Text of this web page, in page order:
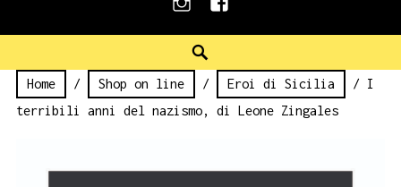
instagramfacebook
Home / Shop on line / Eroi di Sicilia
/ I
terribili anni del nazismo, di Leone Zingales